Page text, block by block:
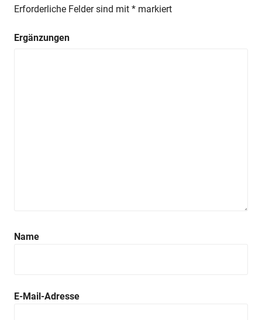
Erforderliche Felder sind mit * markiert
Ergänzungen
Name
E-Mail-Adresse